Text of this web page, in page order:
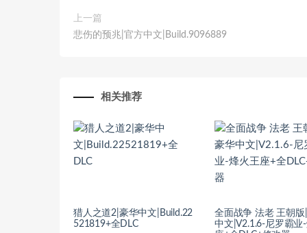
上一篇
悲伤的预兆|官方中文|Build.9096889
相关推荐
猎人之道2|豪华中文|Build.22
521819+全DLC
全面战争 法老 王朝版
中文|V2.1.6-尼罗霸业